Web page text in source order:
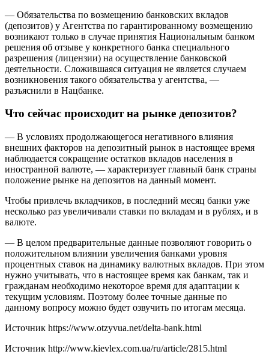
— Обязательства по возмещению банковских вкладов
(депозитов) у Агентства по гарантированному возмещению
возникают только в случае принятия Национальным банком
решения об отзыве у конкретного банка специального
разрешения (лицензии) на осуществление банковской
деятельности. Сложившаяся ситуация не является случаем
возникновения такого обязательства у агентства, —
разъяснили в Нацбанке.
Что сейчас происходит на рынке депозитов?
— В условиях продолжающегося негативного влияния
внешних факторов на депозитный рынок в настоящее время
наблюдается сокращение остатков вкладов населения в
иностранной валюте, — характеризует главный банк страны
положение рынке на депозитов на данный момент.
Чтобы привлечь вкладчиков, в последний месяц банки уже
несколько раз увеличивали ставки по вкладам и в рублях, и в
валюте.
— В целом предварительные данные позволяют говорить о
положительном влиянии увеличения банками уровня
процентных ставок на динамику валютных вкладов. При этом
нужно учитывать, что в настоящее время как банкам, так и
гражданам необходимо некоторое время для адаптации к
текущим условиям. Поэтому более точные данные по
данному вопросу можно будет озвучить по итогам месяца.
Источник https://www.otzyvua.net/delta-bank.html
Источник http://www.kievlex.com.ua/ru/article/2815.html